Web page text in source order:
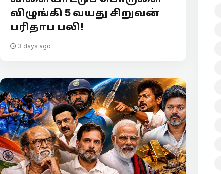
விழுங்கி 5 வயது சிறுவன்
பரிதாப பலி!
3 days ago